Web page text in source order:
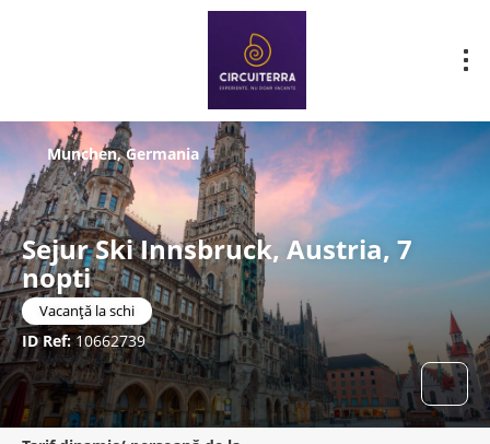
Sejur Ski Innsbruck, Austria, 7
nopti
Vacanță la schi
ID Ref:10662739
Munchen, Germania